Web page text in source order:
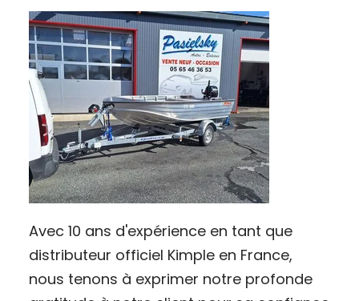
Avec 10 ans d'expérience en tant que
distributeur officiel Kimple en France,
nous tenons à exprimer notre profonde